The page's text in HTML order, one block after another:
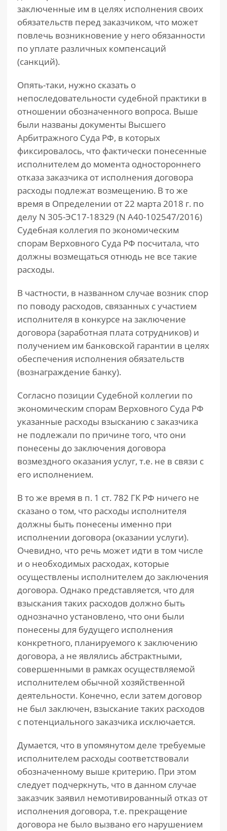
заключенные им в целях исполнения своих
обязательств перед заказчиком, что может
повлечь возникновение у него обязанности
по уплате различных компенсаций
(санкций).
Опять-таки, нужно сказать о
непоследовательности судебной практики в
отношении обозначенного вопроса. Выше
были названы документы Высшего
Арбитражного Суда РФ, в которых
фиксировалось, что фактически понесенные
исполнителем до момента одностороннего
отказа заказчика от исполнения договора
расходы подлежат возмещению. В то же
время в Определении от 22 марта 2018 г. по
делу N 305-ЭС17-18329 (N А40-102547/2016)
Судебная коллегия по экономическим
спорам Верховного Суда РФ посчитала, что
должны возмещаться отнюдь не все такие
расходы.
В частности, в названном случае возник спор
по поводу расходов, связанных с участием
исполнителя в конкурсе на заключение
договора (заработная плата сотрудников) и
получением им банковской гарантии в целях
обеспечения исполнения обязательств
(вознаграждение банку).
Согласно позиции Судебной коллегии по
экономическим спорам Верховного Суда РФ
указанные расходы взысканию с заказчика
не подлежали по причине того, что они
понесены до заключения договора
возмездного оказания услуг, т.е. не в связи с
его исполнением.
В то же время в п. 1 ст. 782 ГК РФ ничего не
сказано о том, что расходы исполнителя
должны быть понесены именно при
исполнении договора (оказании услуги).
Очевидно, что речь может идти в том числе
и о необходимых расходах, которые
осуществлены исполнителем до заключения
договора. Однако представляется, что для
взыскания таких расходов должно быть
однозначно установлено, что они были
понесены для будущего исполнения
конкретного, планируемого к заключению
договора, а не являлись абстрактными,
совершенными в рамках осуществляемой
исполнителем обычной хозяйственной
деятельности. Конечно, если затем договор
не был заключен, взыскание таких расходов
с потенциального заказчика исключается.
Думается, что в упомянутом деле требуемые
исполнителем расходы соответствовали
обозначенному выше критерию. При этом
следует подчеркнуть, что в данном случае
заказчик заявил немотивированный отказ от
исполнения договора, т.е. прекращение
договора не было вызвано его нарушением